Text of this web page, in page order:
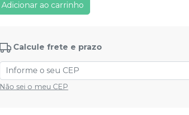
Adicionar ao carrinho
Calcule frete e prazo
Não sei o meu CEP